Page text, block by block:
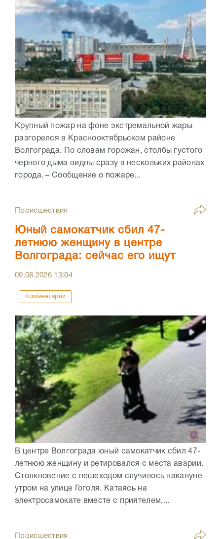
Крупный пожар на фоне экстремальной жары
разгорелся в Краснооктябрьском районе
Волгограда. По словам горожан, столбы густого
черного дыма видны сразу в нескольких районах
города. – Сообщение о пожаре...
Происшествия
Юный самокатчик сбил 47-
летнюю женщину в центре
Волгограда: сейчас его ищут
09.08.2026 13:04
Комментарии
В центре Волгограда юный самокатчик сбил 47-
летнюю женщину и ретировался с места аварии.
Столкновение с пешеходом случилось накануне
утром на улице Гоголя. Катаясь на
электросамокате вместе с приятелем,...
Происшествия